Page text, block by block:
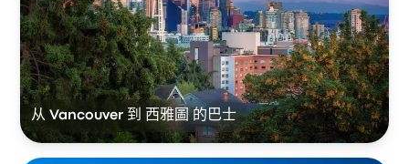
从 Vancouver 到 西雅圖 的巴士